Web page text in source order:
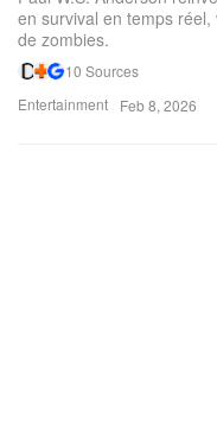
Entertainment
en survival en temps réel,
de zombies.
10 Sources
Feb 8, 2026